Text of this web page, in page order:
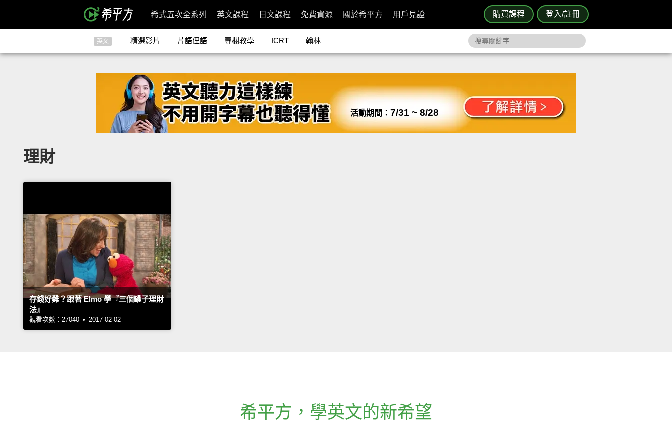
購買課程 登入/註冊
希式五次全系列 英文課程 日文課程 免費資源 關於希平方 用戶見證
英文 精選影片 片語俚語 專欄教學 ICRT 翰林
活動期間： 7/31 ~ 8/28
理財
存錢好難？跟著 Elmo 學『三個罐子理財
法』
觀看次數：27040 • 2017-02-02
希平方 ， 學英文的新希望